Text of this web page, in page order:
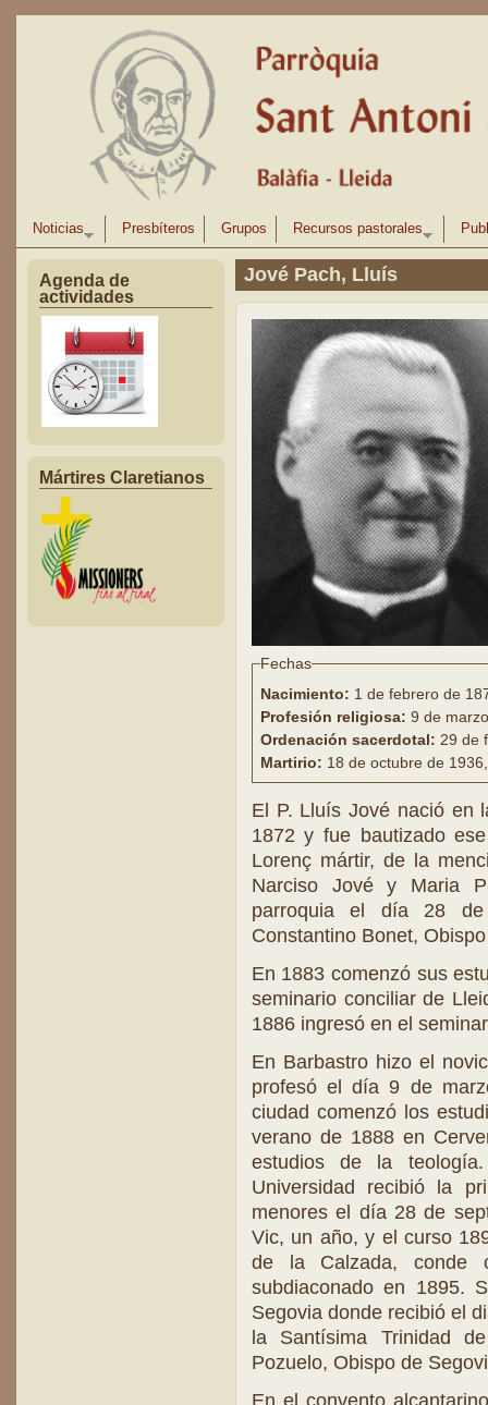
Pasar al contenido principal
Noticias Presbíteros Grupos Recursos pastorales
Agenda de
actividades
Mártires Claretianos
Jové Pach, Lluís
Fechas
Nacimiento: 1 de febrero de
Profesión religiosa: 9 de
Ordenación sacerdotal: 29 de
Martirio: 18 de octubre de
El P. Lluís Jové nació en
1872 y fue bautizado
Lorenç mártir, de la
Narciso Jové y Maria
parroquia el día 28
Constantino Bonet,
En 1883 comenzó sus
seminario conciliar de
1886 ingresó en el
En Barbastro hizo el
profesó el día 9 de
ciudad comenzó los
verano de 1888 en
estudios de la
Universidad recibió la
menores el día 28 de
Vic, un año, y el curso
de la Calzada, conde
subdiaconado en 1895.
Segovia donde recibió el
la Santísima Trinidad
Pozuelo, Obispo de
En el convento